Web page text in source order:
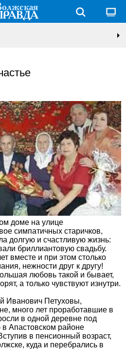
доме на улице
симпатичных старичков,
долгую и счастливую жизнь:
бриллиантовую свадьбу.
вместе и при этом столько
нежности друг к другу!
любовь такой и бывает,
а только чувствуют изнутри.
Иванович Петуховы,
много лет проработавшие в
в одной деревне под
Апастовском районе
в пенсионный возраст,
куда и перебрались в